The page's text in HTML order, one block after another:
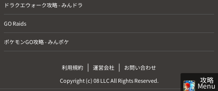
攻略
Menu
ドラクエウォーク攻略 - みんドラ
GO Raids
ポケモンGO攻略 - みんポケ
利用規約 | 運営会社 |
お問い合わせ
Copyright (c) 08 LLC All Rights Reserved.